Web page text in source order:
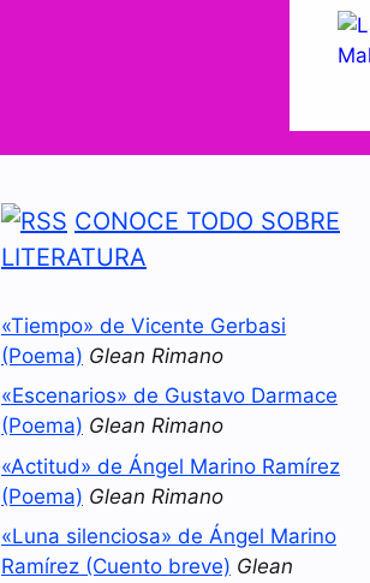
CONOCE TODO SOBRE
LITERATURA
«Tiempo» de Vicente Gerbasi
(Poema) Glean Rimano
«Escenarios» de Gustavo Darmace
(Poema) Glean Rimano
«Actitud» de Ángel Marino Ramírez
(Poema) Glean Rimano
«Luna silenciosa» de Ángel Marino
Ramírez (Cuento breve) Glean